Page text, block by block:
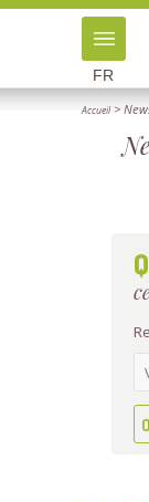
FR
Accueil>